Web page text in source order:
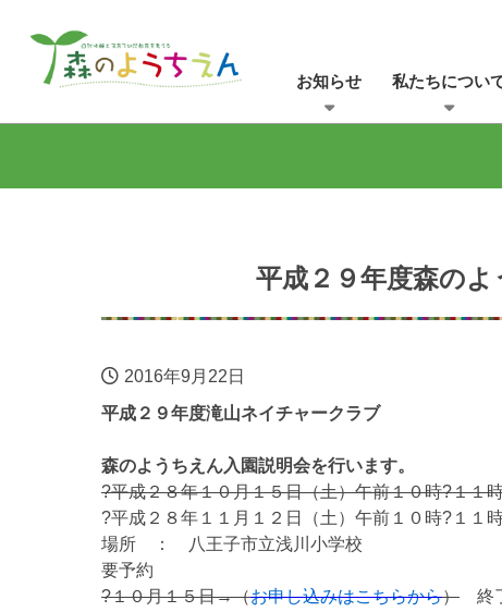
お知らせ 私たちについ
平成２９年度森の
2016年9月22日
平成２９年度滝山ネイチャークラブ
森のようちえん入園説明会を行います。
?平成２８年１０月１５日（土）午前１０時?１
?平成２８年１１月１２日（土）午前１０時?１１
場所 ： 八王子市立浅川小学校
要予約
?１０月１５日→（お申し込みはこちらから） 終